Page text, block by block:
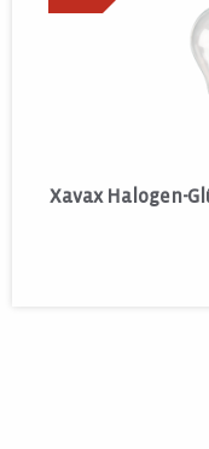
Xavax Halogen-